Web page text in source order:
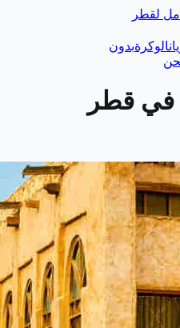
لقطر
الوكرةبدون
في قطر